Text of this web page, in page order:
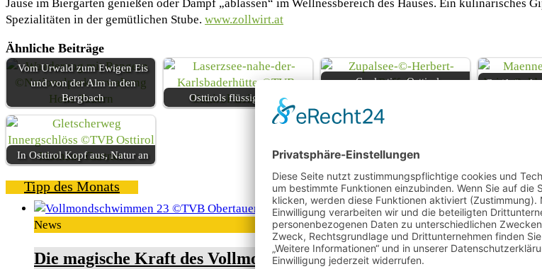
Jause im Biergarten genießen oder Dampf „ablassen“ im Wellnessbereich des Hauses. Ein kulinarisches
Spezialitäten in der gemütlichen Stube. www.zollwirt.at
Ähnliche Beiträge
Vom Urwald zum Ewigen Eis
und von der Alm in den
Bergbach
Osttirols flüssiges Gold
Coolcation Osttirol
Greifvögel
In Osttirol Kopf aus, Natur an
Tipp des Monats
News
Die magische Kraft des Vollmondschwimmens im Bergsee